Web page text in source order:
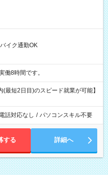
イク通勤OK
ち実働8時間です。
最短2日目)のスピード就業が可能】
電話対応なし / パソコンスキル不要
する 詳細へ